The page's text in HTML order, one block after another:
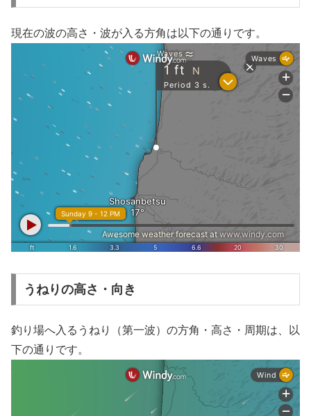
現在の波の高さ・波が入る方角は以下の通りです。
うねりの高さ・向き
釣り場へ入るうねり（第一波）の方角・高さ・周期は、以
下の通りです。